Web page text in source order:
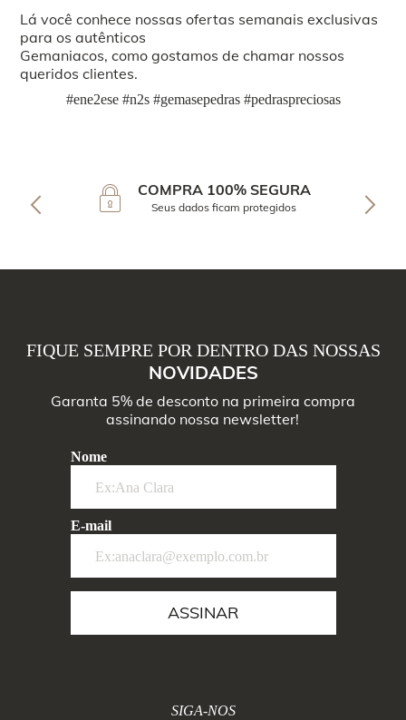
Lá você conhece nossas ofertas semanais exclusivas
para os autênticos
Gemaniacos, como gostamos de chamar nossos
queridos clientes.
#ene2ese #n2s #gemasepedras #pedraspreciosas
COMPRA 100% SEGURA
Seus dados ficam protegidos
FIQUE SEMPRE POR DENTRO DAS NOSSAS
NOVIDADES
Garanta 5% de desconto na primeira compra
assinando nossa newsletter!
Nome
E-mail
ASSINAR
SIGA-NOS